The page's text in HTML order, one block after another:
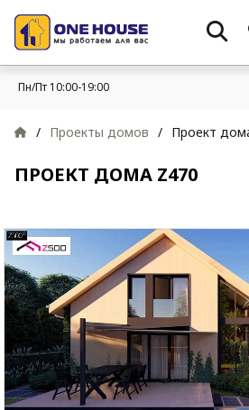
Пн/Пт 10:00-19:00
/ Проекты домов / Проект
ПРОЕКТ ДОМА Z470